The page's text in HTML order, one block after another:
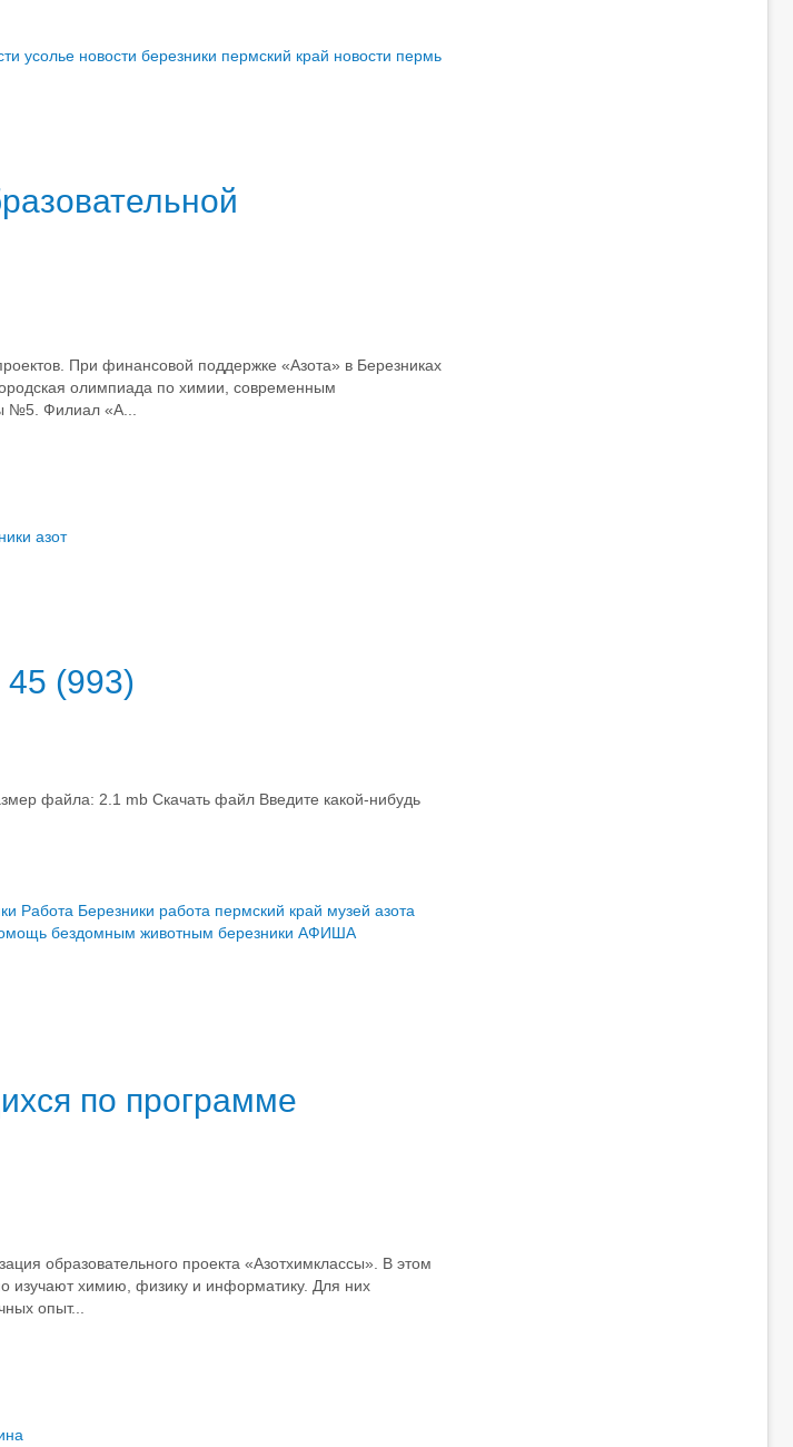
усолье новости березники пермский край новости пермь
При финансовой поддержке «Азота» в Березниках
олимпиада по химии, современным
№5. Филиал «А...
азот
45 (993)
файла: 2.1 mb Скачать файл Введите какой-нибудь
Работа Березники работа пермский край музей азота
бездомным животным березники АФИША
по программе
образовательного проекта «Азотхимклассы». В этом
изучают химию, физику и информатику. Для них
опыт...